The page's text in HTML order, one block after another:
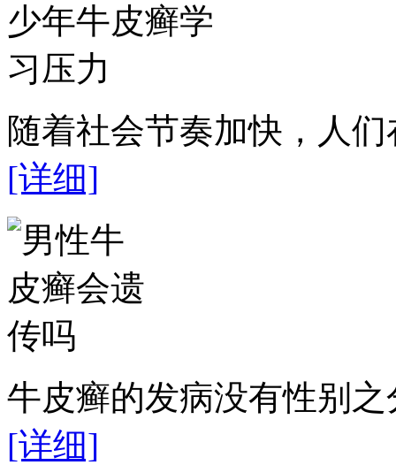
随着社会节奏加快，人
[详细]
牛皮癣的发病没有性别
[详细]